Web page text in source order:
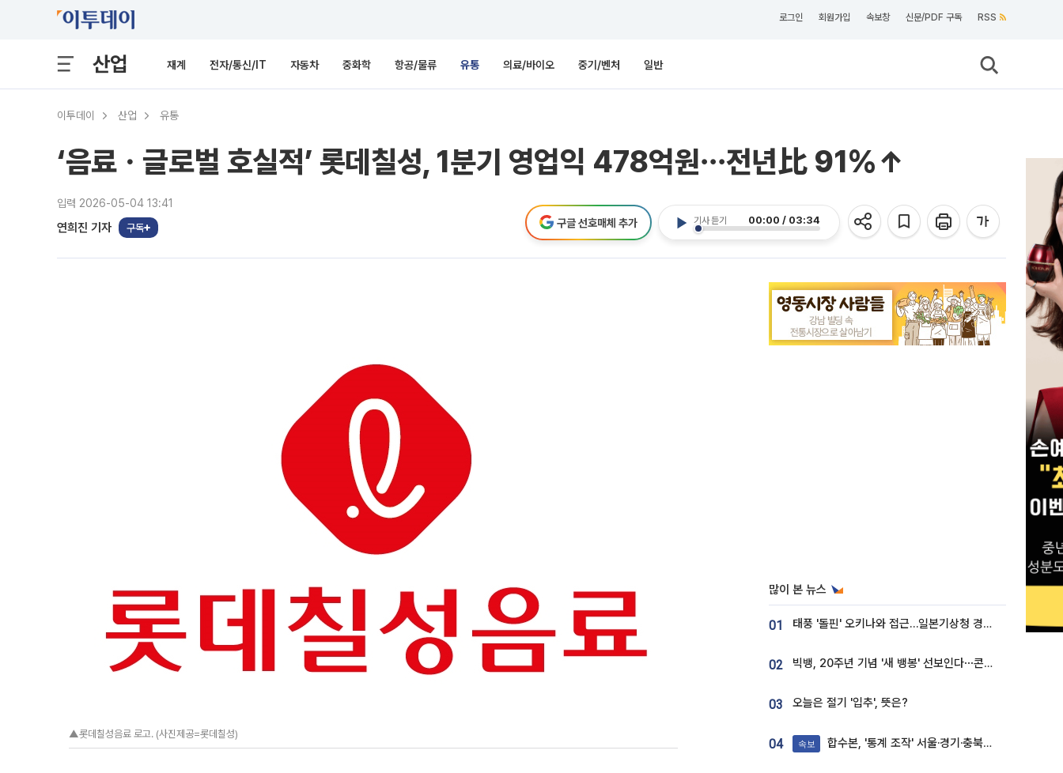
로그인 회원가입 속보창 신문/PDF 구독 RSS
산업 재계 전자/통신/IT 자동차 중화학 항공/물류 유통 의료/바이오 중기/벤처 일반
이투데이 산업 유통
‘음료ㆍ글로벌 호실적’ 롯데칠성, 1분기 영업익 478억원⋯전년比 91%↑
입력 2026-05-04 13:41
연희진 기자 구독
기사 듣기 00:00 / 03:34
구글 선호매체 추가
▲롯데칠성음료 로고. (사진제공=롯데칠성)
많이 본 뉴스
01 태풍 '돌핀' 오키나와 접근…일본기상청 경로 업데이트
02 빅뱅, 20주년 기념 '새 뱅봉' 선보인다⋯콘서트 앞두고 팝업 개최
03 오늘은 절기 '입추', 뜻은?
04 속보 합수본, '통계 조작' 서울·경기·충북 선관위 등 추가 압수수색